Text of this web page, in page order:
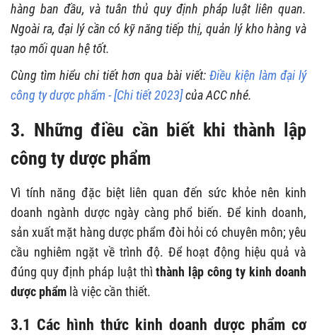
hàng ban đầu, và tuân thủ quy định pháp luật liên quan.
Ngoài ra, đại lý cần có kỹ năng tiếp thị, quản lý kho hàng và
tạo mối quan hệ tốt.
Cùng tìm hiểu chi tiết hơn qua bài viết: Điều kiện làm đại lý
công ty dược phẩm - [Chi tiết 2023]của ACC nhé.
3. Những điều cần biết khi thành lập
công ty dược phẩm
Vì tính năng đặc biệt liên quan đến sức khỏe nên kinh
doanh ngành dược ngày càng phổ biến. Để kinh doanh,
sản xuất mặt hàng dược phẩm đòi hỏi có chuyên môn; yêu
cầu nghiêm ngặt về trình độ. Để hoạt động hiệu quả và
đúng quy định pháp luật thìthành lập công ty kinh doanh
dược phẩm là việc cần thiết.
3.1 Các hình thức kinh doanh dược phẩm cơ